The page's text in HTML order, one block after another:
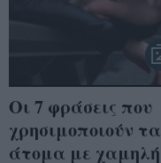
Οι 7 φράσεις που
χρησιμοποιούν τα
άτομα με χαμηλή